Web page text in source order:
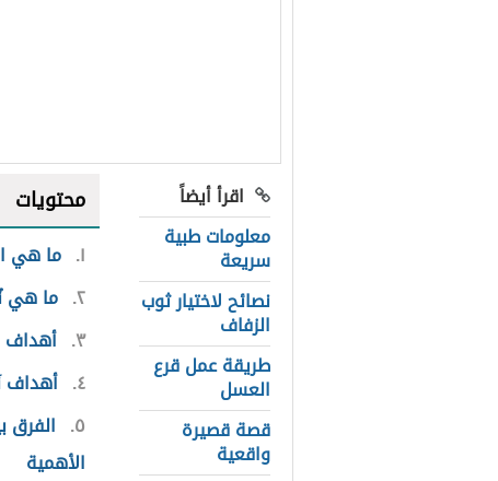
اقرأ أيضاً
معلومات طبية
سريعة
نصائح لاختيار ثوب
الزفاف
طريقة عمل قرع
العسل
قصة قصيرة
واقعية
محتويات
١ ما هي
٢ ما هي
٣ أهداف
٤ أهداف
٥ الفرق
الأهمية